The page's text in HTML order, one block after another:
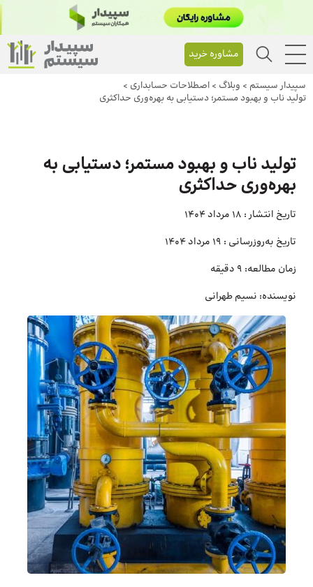
مشاوره خرید
سپیدار سیستم > وبلاگ > اصطلاحات حسابداری >
تولید ناب و بهبود مستمر؛ دستیابی به بهره‌وری حداکثری
تولید ناب و بهبود مستمر؛ دستیابی به
بهره‌وری حداکثری
تاریخ انتشار : 18 مرداد 1404
تاریخ به‌روزرسانی : 19 مرداد 1404
زمان مطالعه: 9 دقیقه
نویسنده: نسیم طهرانی